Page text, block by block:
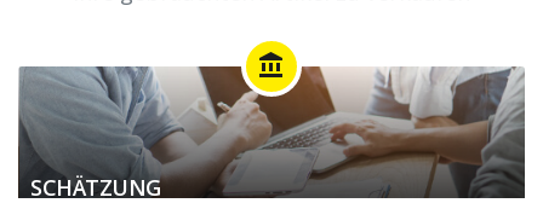
account_balance
SCHÄTZUNG